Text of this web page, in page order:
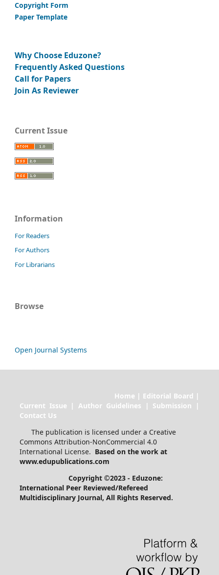
Copyright Form
Paper Template
Why Choose Eduzone?
Frequently Asked Questions
Call for Papers
Join As Reviewer
Current Issue
Information
For Readers
For Authors
For Librarians
Browse
Open Journal Systems
Home | Editorial Board |
Current Issue | Author Guidelines | Submission |
Contact Us
The publication is licensed under a Creative
Commons Attribution-NonCommercial 4.0
International License. Based on the work at
www.edupublications.com
Copyright ©2023 - Eduzone:
International Peer Reviewed/Refereed
Multidisciplinary Journal, All Rights Reserved.